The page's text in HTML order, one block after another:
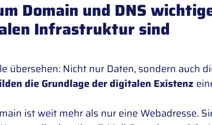
Domain und DNS
Infrastruktur sind
übersehen: Nicht nur Daten, sondern auch
die Grundlage der digitalen Existenz
ist weit mehr als nur eine Webadresse.